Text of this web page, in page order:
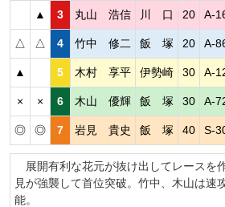
▲ 3 丸山 浩信 川 口 20 A-
△ △ 4 竹中 修二 飯 塚 20 A-
▲ 5 木村 享平 伊勢崎 30 A-
× × 6 木山 優輝 飯 塚 30 A-
◎ ◎ 7 岩見 貴史 飯 塚 40 S-
展開有利な花元が抜け出してレースを
見が強襲して首位突破。竹中、木山は速
能。